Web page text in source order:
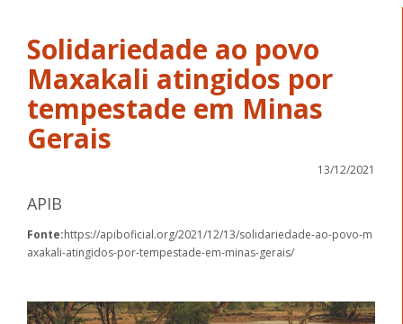
Solidariedade ao povo
Maxakali atingidos por
tempestade em Minas
Gerais
13/12/2021
APIB
Fonte:https://apiboficial.org/2021/12/13/solidariedade-ao-povo-m
axakali-atingidos-por-tempestade-em-minas-gerais/